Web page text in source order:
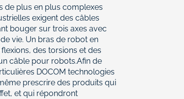
de plus en plus complexes
exigent des câbles
bouger sur trois axes avec
vie. Un bras de robot en
des torsions et des
câble pour robots.Afin de
DOCOM technologies
prescrire des produits qui
et qui répondront